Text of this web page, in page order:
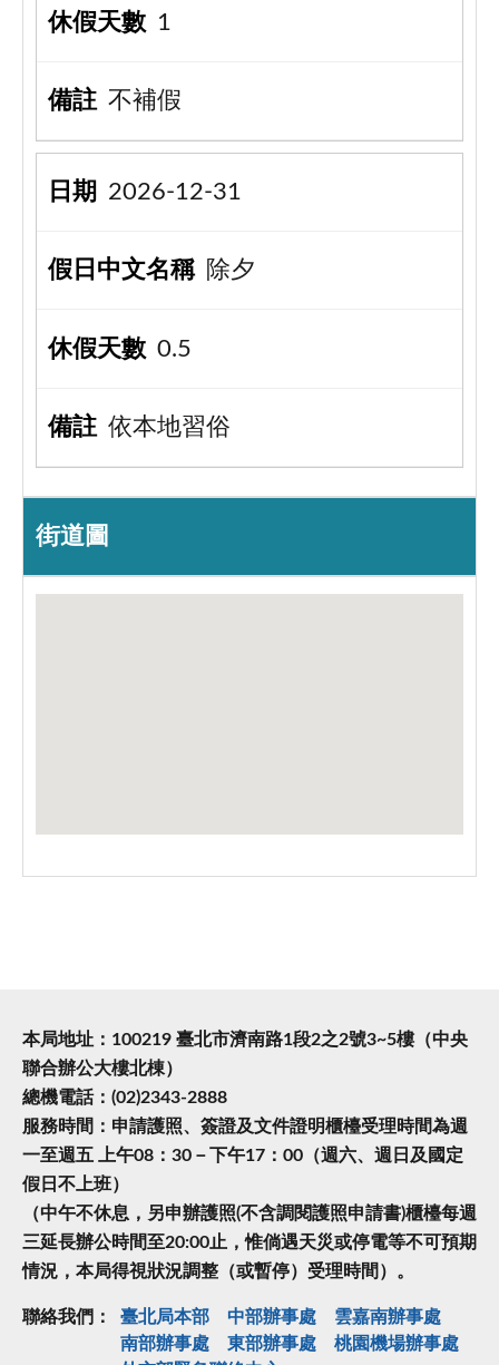
1
不補假
2026-12-31
除夕
0.5
依本地習俗
街道圖
本局地址：100219 臺北市濟南路1段2之2號3~5樓（中央
聯合辦公大樓北棟）
總機電話：(02)2343-2888
服務時間：申請護照、簽證及文件證明櫃檯受理時間為週
一至週五 上午08：30－下午17：00（週六、週日及國定
假日不上班）
（中午不休息，另申辦護照(不含調閱護照申請書)櫃檯每週
三延長辦公時間至20:00止，惟倘遇天災或停電等不可預期
情況，本局得視狀況調整（或暫停）受理時間）。
聯絡我們： 臺北局本部 中部辦事處
雲嘉南辦事處
南部辦事處
東部辦事處
桃園機場辦事處